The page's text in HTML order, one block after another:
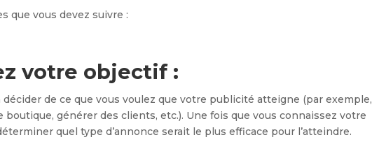
que vous devez suivre :
votre objectif :
de ce que vous voulez que votre publicité atteigne (par exemple,
générer des clients, etc.). Une fois que vous connaissez votre
quel type d’annonce serait le plus efficace pour l’atteindre.